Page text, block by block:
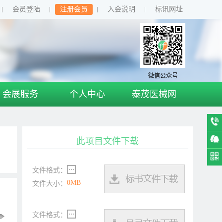
会员登陆 注册会员 入会说明 标讯网址
微信公众号
会展服务 个人中心 泰茂医械网
此项目文件下载
文件格式：
文件大小： 0MB
文件格式：